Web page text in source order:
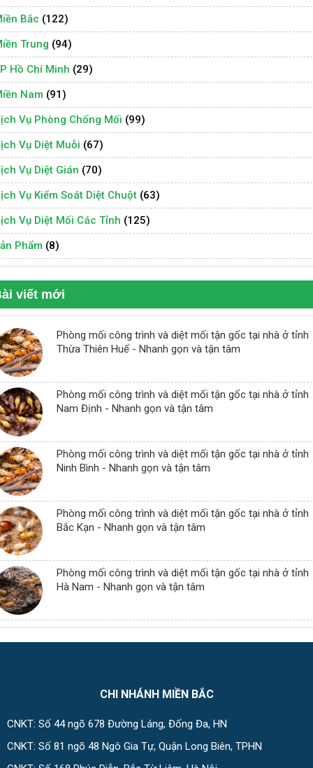
Bắc (122)
Trung (94)
Hồ Chí Minh (29)
Nam (91)
Vụ Phòng Chống Mối (99)
Vụ Diệt Muỗi (67)
Vụ Diệt Gián (70)
Vụ Kiểm Soát Diệt Chuột (63)
Vụ Diệt Mối Các Tỉnh (125)
Phẩm (8)
viết mới
Phòng mối công trình và diệt mối tận gốc tại nhà ở tỉnh
Thừa Thiên Huế - Nhanh gọn và tận tâm
Phòng mối công trình và diệt mối tận gốc tại nhà ở tỉnh
Nam Định - Nhanh gọn và tận tâm
Phòng mối công trình và diệt mối tận gốc tại nhà ở tỉnh
Ninh Bình - Nhanh gọn và tận tâm
Phòng mối công trình và diệt mối tận gốc tại nhà ở tỉnh
Bắc Kạn - Nhanh gọn và tận tâm
Phòng mối công trình và diệt mối tận gốc tại nhà ở tỉnh
Hà Nam - Nhanh gọn và tận tâm
CHI NHÁNH MIỀN BẮC
CNKT: Số 44 ngõ 678 Đường Láng, Đống Đa, HN
CNKT: Số 81 ngõ 48 Ngô Gia Tự, Quận Long Biên, TPHN